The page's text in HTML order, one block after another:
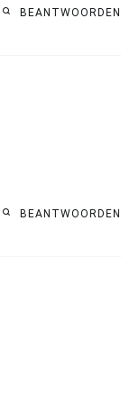
BEANTWOORDEN
BEANTWOORDEN